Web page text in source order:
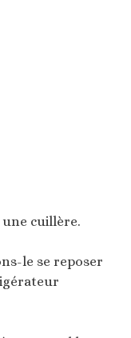
cuillère.
le se reposer